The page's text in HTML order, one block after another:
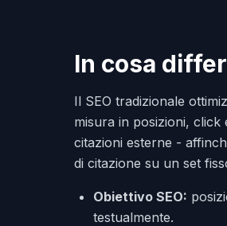
In cosa
Il SEO tradizionale
misura in posizioni, click
citazioni esterne -
di citazione su un set
Obiettivo SEO:
testualmente.